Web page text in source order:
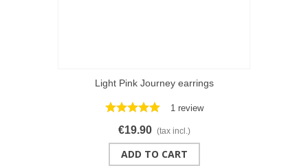
Light Pink Journey earrings
1 review
€19.90 (tax incl.)
ADD TO CART